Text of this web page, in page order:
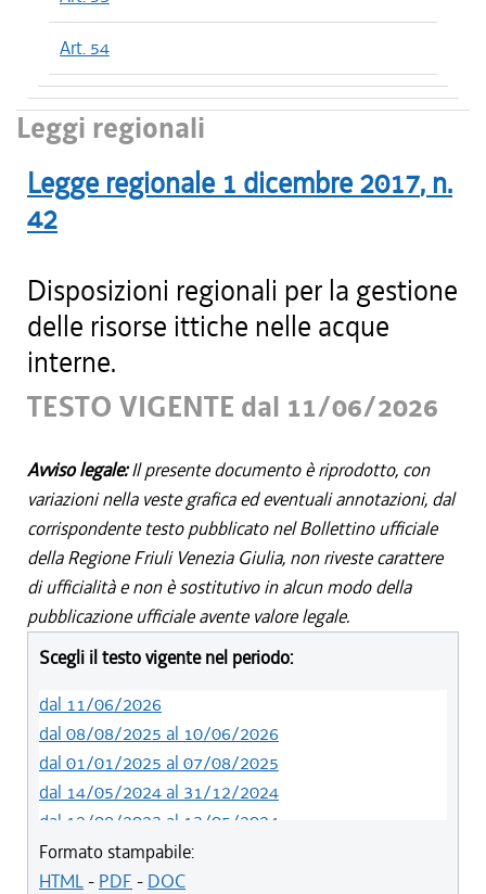
Art. 54
Leggi regionali
Legge regionale 1 dicembre 2017, n.
42
Disposizioni regionali per la gestione
delle risorse ittiche nelle acque
interne.
TESTO VIGENTE dal 11/06/2026
Avviso legale:Il presente documento è riprodotto, con
variazioni nella veste grafica ed eventuali annotazioni, dal
corrispondente testo pubblicato nel Bollettino ufficiale
della Regione Friuli Venezia Giulia, non riveste carattere
di ufficialità e non è sostitutivo in alcun modo della
pubblicazione ufficiale avente valore legale.
Scegli il testo vigente nel periodo:
dal 11/06/2026
dal 08/08/2025 al 10/06/2026
dal 01/01/2025 al 07/08/2025
dal 14/05/2024 al 31/12/2024
dal 12/08/2023 al 13/05/2024
dal 01/01/2023 al 11/08/2023
dal 14/06/2022 al 31/12/2022
Formato stampabile:
HTML- PDF - DOC